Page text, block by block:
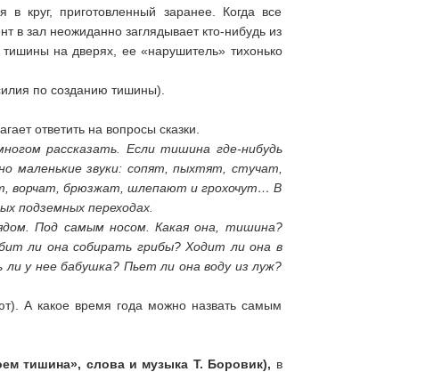
круг, приготовленный заранее. Когда все
в зал неожиданно заглядывает кто-нибудь из
на дверях, ее «нарушитель» тихонько
по созданию тишины).
ответить на вопросы сказки.
рассказать. Если тишина где-нибудь
маленькие звуки: сопят, пыхтят, стучат,
ворчат, брюзжат, шлепают и грохочут… В
подземных переходах.
Под самым носом. Какая она, тишина?
ли она собирать грибы? Ходит ли она в
у нее бабушка? Пьет ли она воду из луж?
А какое время года можно назвать самым
тишина», слова и музыка Т. Боровик), в